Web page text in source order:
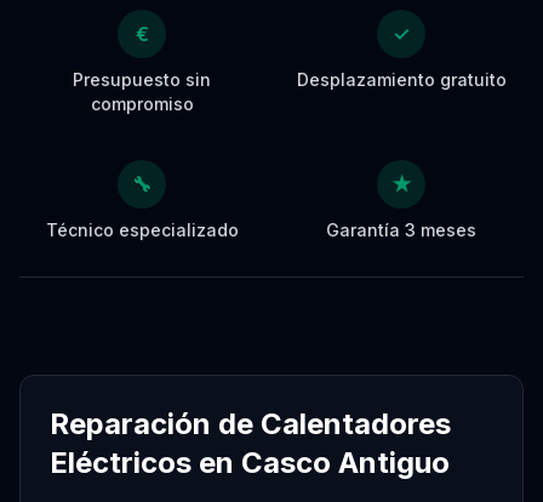
€
Presupuesto sin
compromiso
✓
Desplazamiento gratuito
🔧
Técnico especializado
★
Garantía 3 meses
Reparación de Calentadores
Eléctricos en Casco Antiguo